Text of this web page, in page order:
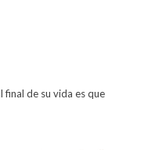
final de su vida es que